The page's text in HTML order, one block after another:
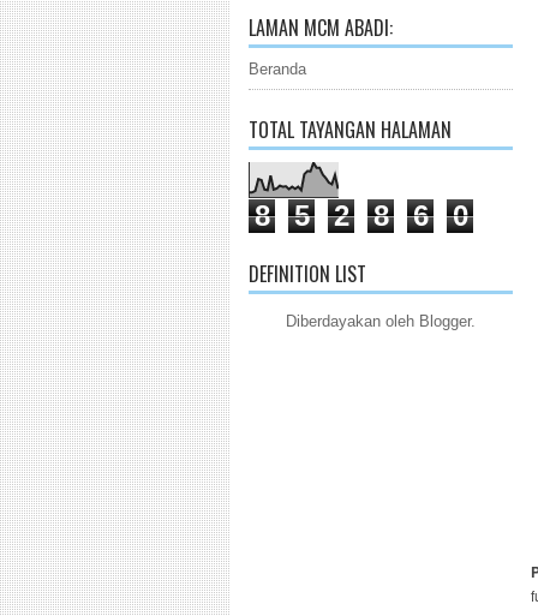
LAMAN MCM ABADI:
Beranda
TOTAL TAYANGAN HALAMAN
8 5 2 8 6 0
DEFINITION LIST
Diberdayakan oleh Blogger.